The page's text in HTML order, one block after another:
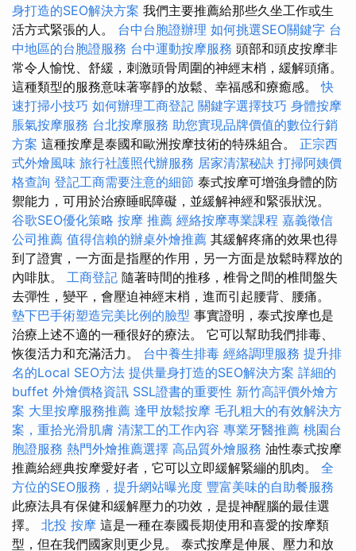
身打造的SEO解決方案 我們主要推薦給那些久坐工作或生
活方式緊張的人。 台中台胞證辦理 如何挑選SEO關鍵字 台
中地區的台胞證服務 台中運動按摩服務 頭部和頭皮按摩非
常令人愉悅、舒緩，刺激頭骨周圍的神經末梢，緩解頭痛。
這種類型的服務意味著寧靜的放鬆、幸福感和療癒感。快
速打掃小技巧 如何辦理工商登記 關鍵字選擇技巧 身體按摩
脹氣按摩服務 台北按摩服務 助您實現品牌價值的數位行銷
方案 這種按摩是泰國和歐洲按摩技術的特殊組合。 正宗西
式外燴風味 旅行社護照代辦服務 居家清潔秘訣 打掃阿姨價
格查詢 登記工商需要注意的細節 泰式按摩可增強身體的防
禦能力，可用於治療睡眠障礙，並緩解神經和緊張狀況。
谷歌SEO優化策略 按摩 推薦 經絡按摩專業課程 嘉義徵信
公司推薦 值得信賴的辦桌外燴推薦 其緩解疼痛的效果也得
到了證實，一方面是指壓的作用，另一方面是放鬆時釋放的
內啡肽。 工商登記 隨著時間的推移，椎骨之間的椎間盤失
去彈性，變平，會壓迫神經末梢，進而引起腰背、腰痛。
墊下巴手術塑造完美比例的臉型 事實證明，泰式按摩也是
治療上述不適的一種很好的療法。 它可以幫助我們排毒、
恢復活力和充滿活力。 台中養生排毒 經絡調理服務 提升排
名的Local SEO方法 提供量身打造的SEO解決方案 詳細的
buffet 外燴價格資訊 SSL證書的重要性 新竹高評價外燴方
案 大里按摩服務推薦 逢甲放鬆按摩 毛孔粗大的有效解決方
案，重拾光滑肌膚 清潔工的工作內容 專業牙醫推薦 桃園台
胞證服務 熱門外燴推薦選擇 高品質外燴服務 油性泰式按摩
推薦給經典按摩愛好者，它可以立即緩解緊繃的肌肉。 全
方位的SEO服務，提升網站曝光度 豐富美味的自助餐服務
此療法具有保健和緩解壓力的功效，是提神醒腦的最佳選
擇。 北投 按摩 這是一種在泰國長期使用和喜愛的按摩類
型，但在我們國家則更少見。 泰式按摩是伸展、壓力和放